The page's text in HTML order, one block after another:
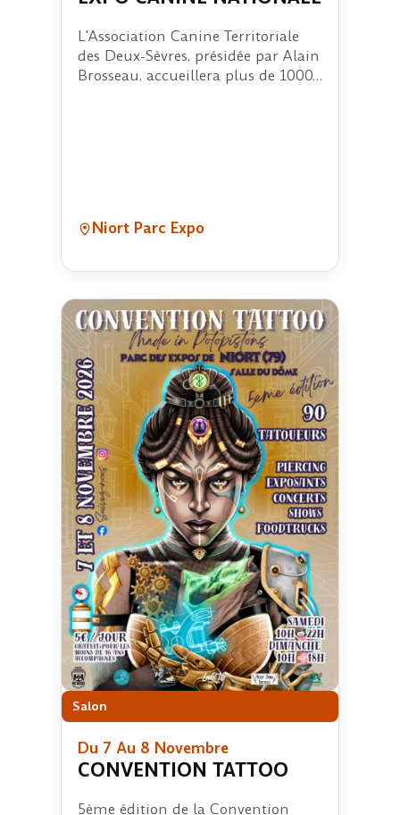
L'Association Canine Territoriale
des Deux-Sèvres, présidée par Alain
Brosseau, accueillera plus de 1000…
Niort Parc Expo
Salon
Du 7 Au 8 Novembre
CONVENTION TATTOO
5ème édition de la Convention